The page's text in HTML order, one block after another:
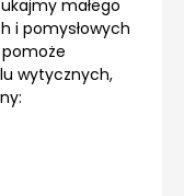
małego
i pomysłowych
wytycznych,